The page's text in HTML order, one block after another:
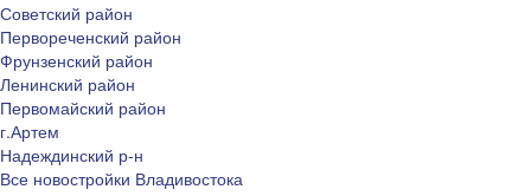
Советский район
Первореченский район
Фрунзенский район
Ленинский район
Первомайский район
г.Артем
Надеждинский р-н
Все новостройки Владивостока